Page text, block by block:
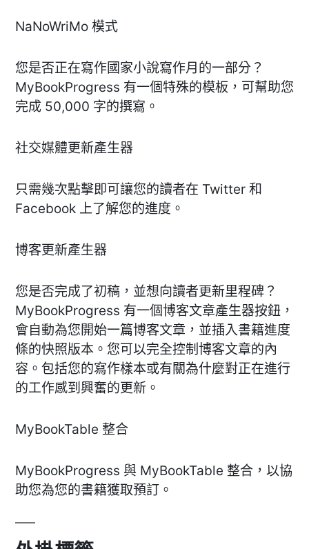
NaNoWriMo 模式
您是否正在寫作國家小說寫作月的一部分？
MyBookProgress 有一個特殊的模板，可幫助您
完成 50,000 字的撰寫。
社交媒體更新產生器
只需幾次點擊即可讓您的讀者在 Twitter 和
Facebook 上了解您的進度。
博客更新產生器
您是否完成了初稿，並想向讀者更新里程碑？
MyBookProgress 有一個博客文章產生器按鈕，
會自動為您開始一篇博客文章，並插入書籍進度
條的快照版本。您可以完全控制博客文章的內
容。包括您的寫作樣本或有關為什麼對正在進行
的工作感到興奮的更新。
MyBookTable 整合
MyBookProgress 與 MyBookTable 整合，以協
助您為您的書籍獲取預訂。